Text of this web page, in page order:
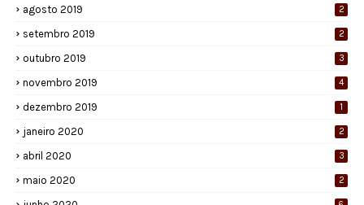
agosto 2019 2
setembro 2019 2
outubro 2019 3
novembro 2019 4
dezembro 2019 1
janeiro 2020 2
abril 2020 3
maio 2020 2